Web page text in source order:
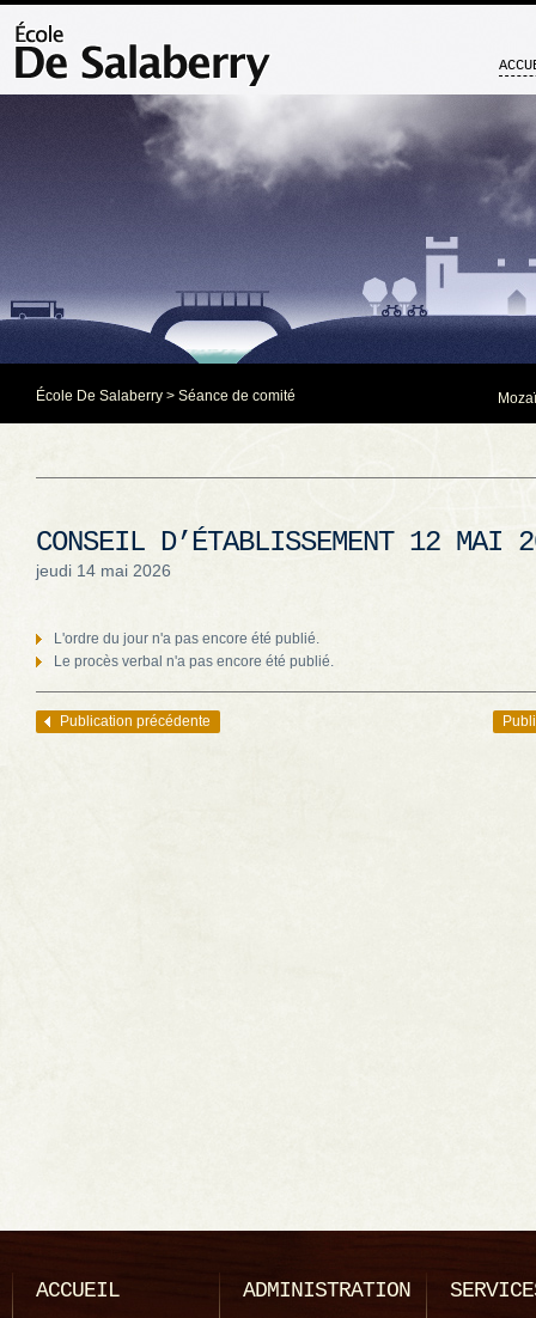
École De Salaberry > Séance de comité
CONSEIL D’ÉTABLISSEMENT 12 MAI
jeudi 14 mai 2026
L'ordre du jour n'a pas encore été publié.
Le procès verbal n'a pas encore été publié.
Navigation des articles
Publication précédente
ACCUEIL ADMINISTRATION